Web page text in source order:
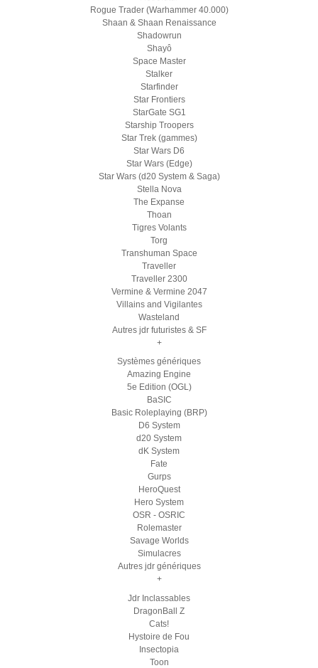
Rogue Trader (Warhammer 40.000)
Shaan & Shaan Renaissance
Shadowrun
Shayô
Space Master
Stalker
Starfinder
Star Frontiers
StarGate SG1
Starship Troopers
Star Trek (gammes)
Star Wars D6
Star Wars (Edge)
Star Wars (d20 System & Saga)
Stella Nova
The Expanse
Thoan
Tigres Volants
Torg
Transhuman Space
Traveller
Traveller 2300
Vermine & Vermine 2047
Villains and Vigilantes
Wasteland
Autres jdr futuristes & SF
+
Systèmes génériques
Amazing Engine
5e Edition (OGL)
BaSIC
Basic Roleplaying (BRP)
D6 System
d20 System
dK System
Fate
Gurps
HeroQuest
Hero System
OSR - OSRIC
Rolemaster
Savage Worlds
Simulacres
Autres jdr génériques
+
Jdr Inclassables
DragonBall Z
Cats!
Hystoire de Fou
Insectopia
Toon